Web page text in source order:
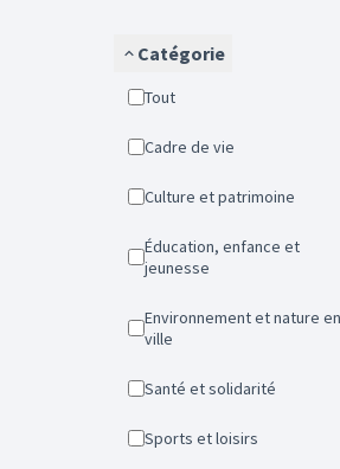
Catégorie
Tout
Cadre de vie
Culture et patrimoine
Éducation, enfance et
jeunesse
Environnement et nature en
ville
Santé et solidarité
Sports et loisirs